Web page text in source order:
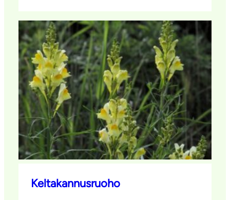
Keltakannusruoho